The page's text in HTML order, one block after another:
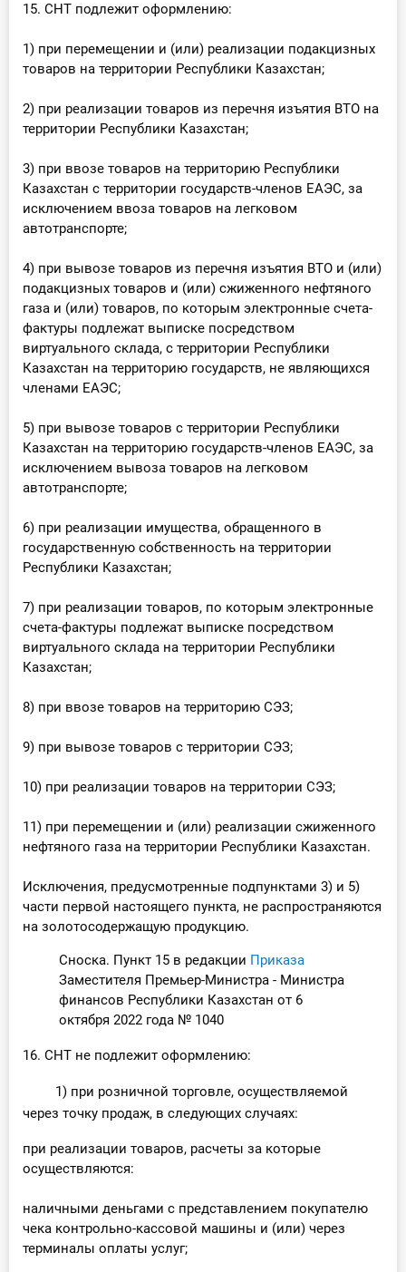
15. СНТ подлежит оформлению:
1) при перемещении и (или) реализации подакцизных
товаров на территории Республики Казахстан;
2) при реализации товаров из перечня изъятия ВТО на
территории Республики Казахстан;
3) при ввозе товаров на территорию Республики
Казахстан с территории государств-членов ЕАЭС, за
исключением ввоза товаров на легковом
автотранспорте;
4) при вывозе товаров из перечня изъятия ВТО и (или)
подакцизных товаров и (или) сжиженного нефтяного
газа и (или) товаров, по которым электронные счета-
фактуры подлежат выписке посредством
виртуального склада, с территории Республики
Казахстан на территорию государств, не являющихся
членами ЕАЭС;
5) при вывозе товаров с территории Республики
Казахстан на территорию государств-членов ЕАЭС, за
исключением вывоза товаров на легковом
автотранспорте;
6) при реализации имущества, обращенного в
государственную собственность на территории
Республики Казахстан;
7) при реализации товаров, по которым электронные
счета-фактуры подлежат выписке посредством
виртуального склада на территории Республики
Казахстан;
8) при ввозе товаров на территорию СЭЗ;
9) при вывозе товаров с территории СЭЗ;
10) при реализации товаров на территории СЭЗ;
11) при перемещении и (или) реализации сжиженного
нефтяного газа на территории Республики Казахстан.
Исключения, предусмотренные подпунктами 3) и 5)
части первой настоящего пункта, не распространяются
на золотосодержащую продукцию.
Сноска. Пункт 15 в редакции Приказа
Заместителя Премьер-Министра - Министра
финансов Республики Казахстан от 6
октября 2022 года № 1040
16. СНТ не подлежит оформлению:
1) при розничной торговле, осуществляемой
через точку продаж, в следующих случаях:
при реализации товаров, расчеты за которые
осуществляются:
наличными деньгами с представлением покупателю
чека контрольно-кассовой машины и (или) через
терминалы оплаты услуг;